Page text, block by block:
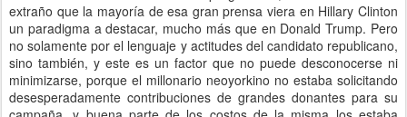
extraño que la mayoría de esa gran prensa viera en Hillary Clinton
un paradigma a destacar, mucho más que en Donald Trump. Pero
no solamente por el lenguaje y actitudes del candidato republicano,
sino también, y este es un factor que no puede desconocerse ni
minimizarse, porque el millonario neoyorkino no estaba solicitando
desesperadamente contribuciones de grandes donantes para su